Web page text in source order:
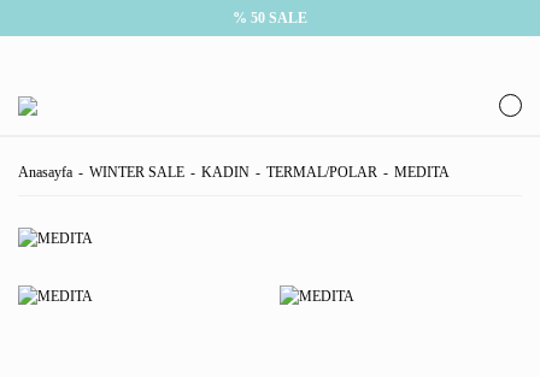
% 50 SALE
Anasayfa WINTER SALE KADIN TERMAL/POLAR MEDITA